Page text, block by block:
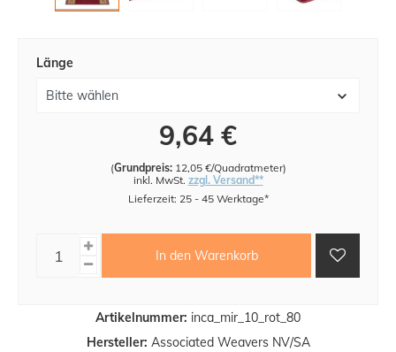
Artikelnummer: inca_mir_10_rot_80
Hersteller: Associated Weavers NV/SA
Länge
9,64 €
(Grundpreis: 12,05 €/Quadratmeter)
inkl. MwSt. zzgl. Versand**
Lieferzeit: 25 - 45 Werktage*
In den Warenkorb